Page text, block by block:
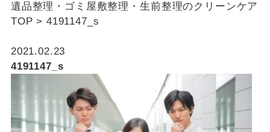
遺品整理・ゴミ屋敷整理・生前整理のクリーンケア
TOP > 4191147_s
2021.02.23
4191147_s